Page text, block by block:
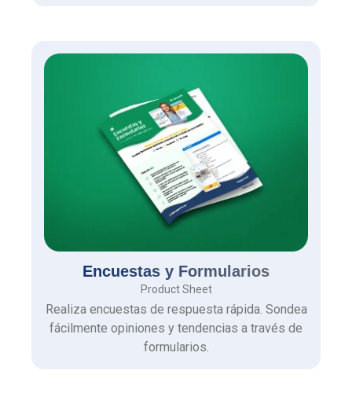
Encuestas y Formularios
Product Sheet
Realiza encuestas de respuesta rápida. Sondea
fácilmente opiniones y tendencias a través de
formularios.